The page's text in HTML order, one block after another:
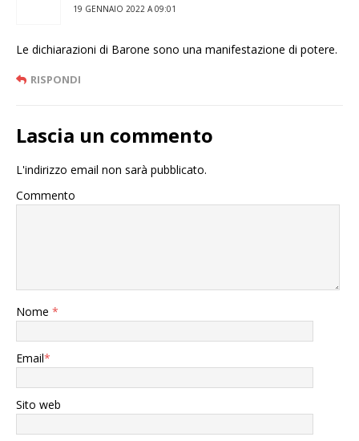
19 GENNAIO 2022 A 09:01
Le dichiarazioni di Barone sono una manifestazione di potere.
RISPONDI
Lascia un commento
L'indirizzo email non sarà pubblicato.
Commento
Nome *
Email*
Sito web